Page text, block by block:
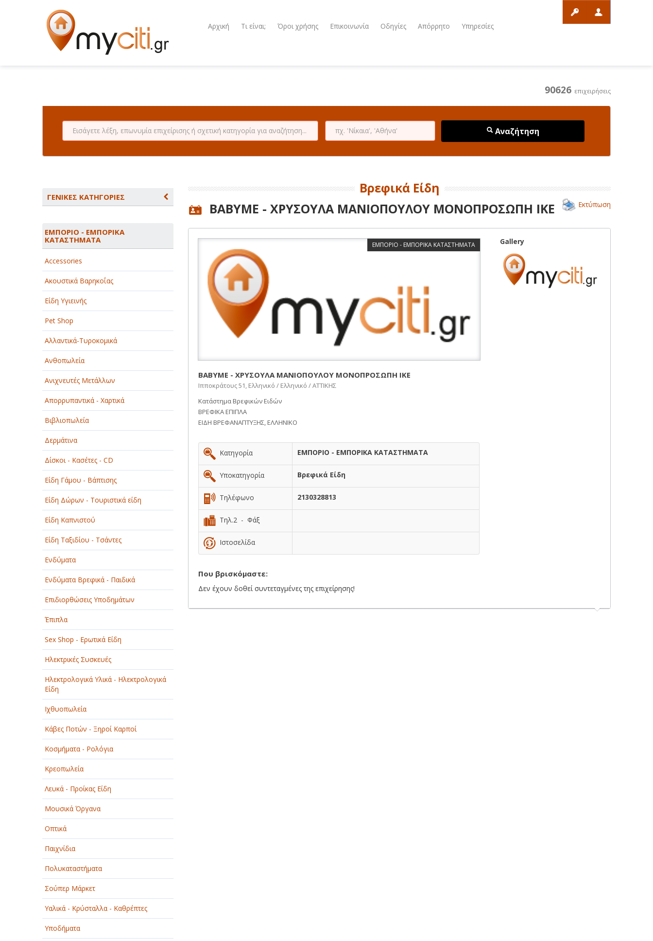
Αρχική Τι είναι; Όροι χρήσης Επικοινωνία Οδηγίες Απόρρητο Υπηρεσίες
90626 επιχειρήσεις
Αναζήτηση
ΓΕΝΙΚΕΣ ΚΑΤΗΓΟΡΙΕΣ
ΑΘΛΗΤΙΣΜΟΣ
ΑΥΤΟΚΙΝΗΤΑ - ΜΗΧΑΝΕΣ - ΣΚΑΦΗ
ΔΙΑΣΚΕΔΑΣΗ - ΨΥΧΑΓΩΓΙΑ - ΤΕΧΝΕΣ
ΔΙΑΦΗΜΙΣΗ - ΜΜΕ
ΕΚΚΛΗΣΙΕΣ - ΦΙΛΑΝΘΡΩΠΙΚΑ
ΣΩΜΑΤΕΙΑ
ΕΚΠΑΙΔΕΥΣΗ - ΣΧΟΛΕΣ
ΕΜΠΟΡΙΟ - ΕΜΠΟΡΙΚΑ
ΚΑΤΑΣΤΗΜΑΤΑ
ΕΡΓΟΣΤΑΣΙΑ - ΒΙΟΜΗΧΑΝΙΕΣ
ΞΕΝΟΔΟΧΕΙΑ - ΤΟΥΡΙΣΜΟΣ
ΟΜΟΡΦΙΑ
ΠΑΡΟΧΗ ΥΠΗΡΕΣΙΩΝ
ΤΕΧΝΙΚΑ - ΚΑΤΑΣΚΕΥΑΣΤΙΚΑ
ΤΕΧΝΟΛΟΓΙΑ
ΥΓΕΙΑ - ΙΑΤΡΟΙ
ΦΑΓΗΤΟ
ΕΜΠΟΡΙΟ - ΕΜΠΟΡΙΚΑ
ΚΑΤΑΣΤΗΜΑΤΑ
Accessories
Ακουστικά Βαρηκοΐας
Είδη Υγιεινής
Pet Shop
Αλλαντικά-Τυροκομικά
Ανθοπωλεία
Ανιχνευτές Μετάλλων
Απορρυπαντικά - Χαρτικά
Βιβλιοπωλεία
Δερμάτινα
Δίσκοι - Κασέτες - CD
Είδη Γάμου - Βάπτισης
Είδη Δώρων - Τουριστικά είδη
Είδη Καπνιστού
Είδη Ταξιδίου - Τσάντες
Ενδύματα
Ενδύματα Βρεφικά - Παιδικά
Επιδιορθώσεις Υποδημάτων
Έπιπλα
Sex Shop - Ερωτικά Είδη
Ηλεκτρικές Συσκευές
Ηλεκτρολογικά Υλικά - Ηλεκτρολογικά
Είδη
Ιχθυοπωλεία
Κάβες Ποτών - Ξηροί Καρποί
Κοσμήματα - Ρολόγια
Κρεοπωλεία
Λευκά - Προίκας Είδη
Μουσικά Όργανα
Οπτικά
Παιχνίδια
Πολυκαταστήματα
Σούπερ Μάρκετ
Υαλικά - Κρύσταλλα - Καθρέπτες
Υποδήματα
Βρεφικά Είδη
BABYME - ΧΡΥΣΟΥΛΑ ΜΑΝΙΟΠΟΥΛΟΥ ΜΟΝΟΠΡΟΣΩΠΗ ΙΚΕ Εκτύπωση
ΕΜΠΟΡΙΟ - ΕΜΠΟΡΙΚΑ ΚΑΤΑΣΤΗΜΑΤΑ
BABYME - ΧΡΥΣΟΥΛΑ ΜΑΝΙΟΠΟΥΛΟΥ ΜΟΝΟΠΡΟΣΩΠΗ ΙΚΕ
Ιπποκράτους 51, Ελληνικό / Ελληνικό / ΑΤΤΙΚΗΣ
Κατάστημα Βρεφικών Ειδών
ΒΡΕΦΙΚΑ ΕΠΙΠΛΑ
ΕΙΔΗ ΒΡΕΦΑΝΑΠΤΥΞΗΣ, ΕΛΛΗΝΙΚΟ
Κατηγορία ΕΜΠΟΡΙΟ - ΕΜΠΟΡΙΚΑ ΚΑΤΑΣΤΗΜΑΤΑ
Υποκατηγορία Βρεφικά Είδη
Τηλέφωνο 2130328813
Τηλ.2 - Φάξ
Ιστοσελίδα
Που βρισκόμαστε:
Δεν έχουν δοθεί συντεταγμένες της επιχείρησης!
Gallery